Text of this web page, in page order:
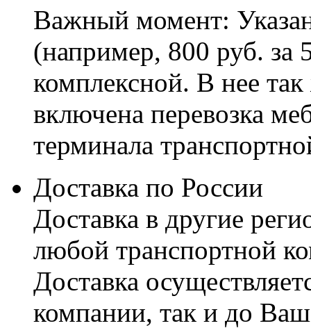
Важный момент:
(например, 800 руб. за
комплексной. В нее
включена перевозка
терминала
Доставка по России
Доставка в другие
любой транспортной
Доставка
компании, так и до